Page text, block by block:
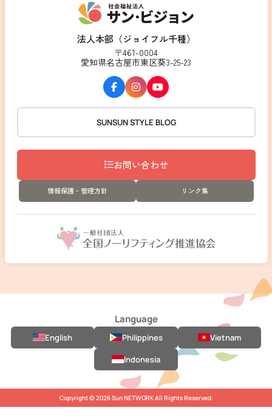
法人本部（ジョイフル千種）
〒461-0004
愛知県名古屋市東区葵3-25-23
SUNSUN STYLE BLOG
お問い合わせ
情報保護・管理方針 リンク集
Language
English Philippines
Vietnam
Indonesia
Copyright © 2026 Sun NETWORK All Rights Reserved.